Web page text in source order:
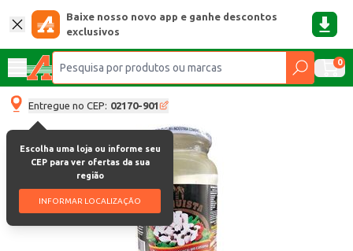
Baixe nosso novo app e ganhe descontos
exclusivos
0
Entregue no CEP: 02170-901
Escolha uma loja ou informe seu
CEP para ver ofertas da sua
região
INFORMAR LOCALIZAÇÃO